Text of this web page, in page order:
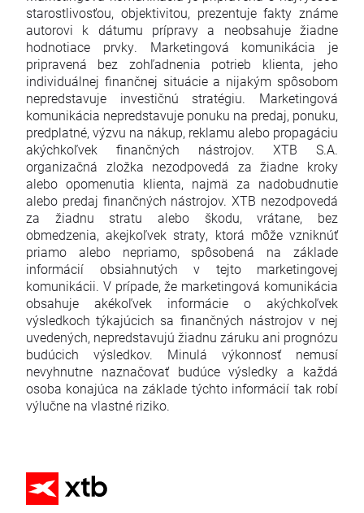
starostlivosťou, objektivitou, prezentuje fakty známe
autorovi k dátumu prípravy a neobsahuje žiadne
hodnotiace prvky. Marketingová komunikácia je
pripravená bez zohľadnenia potrieb klienta, jeho
individuálnej finančnej situácie a nijakým spôsobom
nepredstavuje investičnú stratégiu. Marketingová
komunikácia nepredstavuje ponuku na predaj, ponuku,
predplatné, výzvu na nákup, reklamu alebo propagáciu
akýchkoľvek finančných nástrojov. XTB S.A.
organizačná zložka nezodpovedá za žiadne kroky
alebo opomenutia klienta, najmä za nadobudnutie
alebo predaj finančných nástrojov. XTB nezodpovedá
za žiadnu stratu alebo škodu, vrátane, bez
obmedzenia, akejkoľvek straty, ktorá môže vzniknúť
priamo alebo nepriamo, spôsobená na základe
informácií obsiahnutých v tejto marketingovej
komunikácii. V prípade, že marketingová komunikácia
obsahuje akékoľvek informácie o akýchkoľvek
výsledkoch týkajúcich sa finančných nástrojov v nej
uvedených, nepredstavujú žiadnu záruku ani prognózu
budúcich výsledkov. Minulá výkonnosť nemusí
nevyhnutne naznačovať budúce výsledky a každá
osoba konajúca na základe týchto informácií tak robí
výlučne na vlastné riziko.